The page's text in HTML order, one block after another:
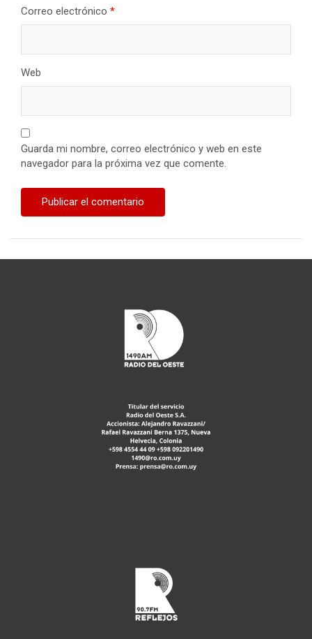
Correo electrónico *
Web
Guarda mi nombre, correo electrónico y web en este
navegador para la próxima vez que comente.